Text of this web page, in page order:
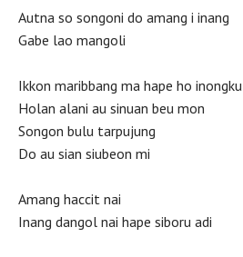
Autna so songoni do amang i inang
Gabe lao mangoli
Ikkon maribbang ma hape ho inongku
Holan alani au sinuan beu mon
Songon bulu tarpujung
Do au sian siubeon mi
Amang haccit nai
Inang dangol nai hape siboru adi